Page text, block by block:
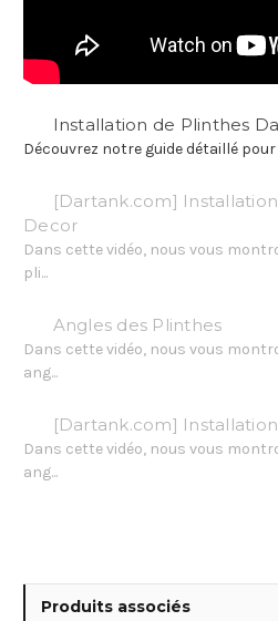
Installation de Plinthes
Découvrez notre guide détaillé
[Dartank.com]
Decor
Dans cette vidéo, nous vous
pli...
Angles des Plinthes
Dans cette vidéo, nous vous
ang...
[Dartank.com]
Dans cette vidéo, nous vous
ang...
Produits associés